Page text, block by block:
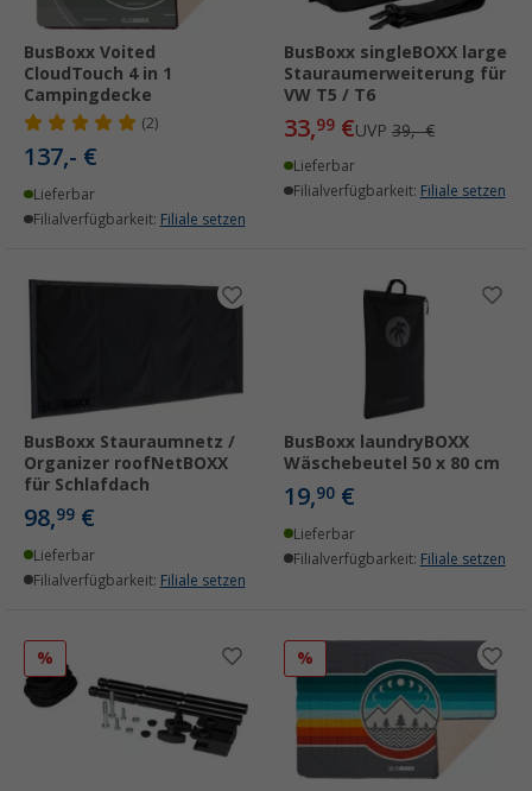
BusBoxx Voited
CloudTouch 4 in 1
Campingdecke
(2)
137,- €
Lieferbar
Filialverfügbarkeit: Filiale setzen
BusBoxx singleBOXX large
Stauraumerweiterung für
VW T5 / T6
33,99 €UVP 39,- €
Lieferbar
Filialverfügbarkeit: Filiale setzen
BusBoxx Stauraumnetz /
Organizer roofNetBOXX
für Schlafdach
98,99 €
Lieferbar
Filialverfügbarkeit: Filiale setzen
BusBoxx laundryBOXX
Wäschebeutel 50 x 80 cm
19,90 €
Lieferbar
Filialverfügbarkeit: Filiale setzen
% %